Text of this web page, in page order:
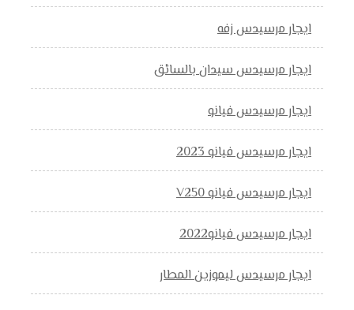
ايجار مرسيدس زفه
ايجار مرسيدس سيدان بالسائق
ايجار مرسيدس فيانو
ايجار مرسيدس فيانو 2023
ايجار مرسيدس فيانو V250
ايجار مرسيدس فيانو2022
ايجار مرسيدس ليموزين المطار